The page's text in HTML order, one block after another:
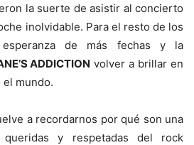
la suerte de asistir al concierto
inolvidable. Para el resto de los
de más fechas y la
ADDICTION volver a brillar en
mundo.
a recordarnos por qué son una
y respetadas del rock